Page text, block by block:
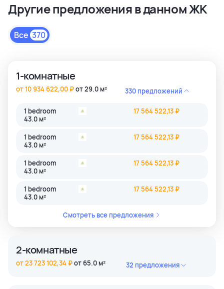
коммерческих объектах и жилой недвижимости
высокого качества в сегментах недвижимости
премиального и среднего класса. Среди районов
застройки как престижные комьюнити Бангкока, так и
Другие предложения в данном ЖК
Все 370
1-комнатные
от 29.0 м²
от 10 934 622,00 ₽ 330 предложений
1 bedroom
43.0 м²
17 564 522,13 ₽
1 bedroom
43.0 м²
17 564 522,13 ₽
1 bedroom
43.0 м²
17 564 522,13 ₽
1 bedroom
43.0 м²
17 564 522,13 ₽
Смотреть все предложения
2-комнатные
от 65.0 м²
от 23 723 102,34 ₽ 32 предложения